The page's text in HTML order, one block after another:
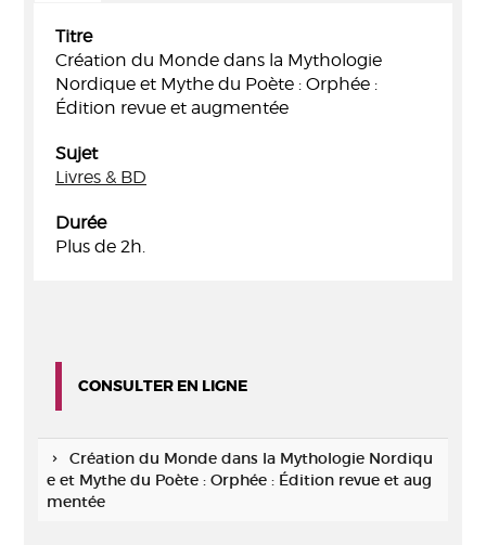
Titre
Création du Monde dans la Mythologie
Nordique et Mythe du Poète : Orphée :
Édition revue et augmentée
Sujet
Livres & BD
Durée
Plus de 2h.
CONSULTER EN LIGNE
Création du Monde dans la Mythologie Nordiqu
e et Mythe du Poète : Orphée : Édition revue et aug
mentée